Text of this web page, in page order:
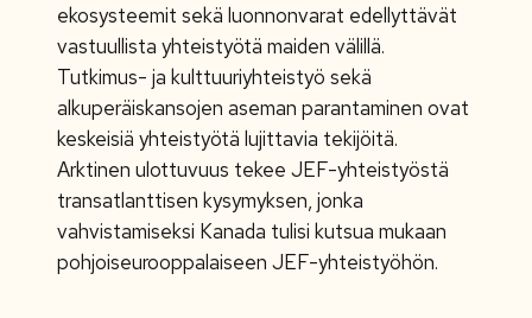
ekosysteemit sekä luonnonvarat edellyttävät
vastuullista yhteistyötä maiden välillä.
Tutkimus- ja kulttuuriyhteistyö sekä
alkuperäiskansojen aseman parantaminen ovat
keskeisiä yhteistyötä lujittavia tekijöitä.
Arktinen ulottuvuus tekee JEF-yhteistyöstä
transatlanttisen kysymyksen, jonka
vahvistamiseksi Kanada tulisi kutsua mukaan
pohjoiseurooppalaiseen JEF-yhteistyöhön.